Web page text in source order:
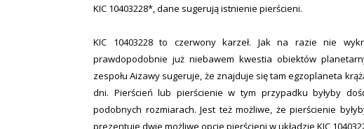
KIC 10403228*, dane sugerują istnienie pierścieni.
KIC 10403228 to czerwony karzeł. Jak na razie nie
prawdopodobnie już niebawem kwestia obiektów
zespołu Aizawy sugeruje, że znajduje się tam egzoplaneta
dni. Pierścień lub pierścienie w tym przypadku byłyby
podobnych rozmiarach. Jest też możliwe, że pierścienie
prezentuje dwie możliwe opcje pierścieni w układzie KIC